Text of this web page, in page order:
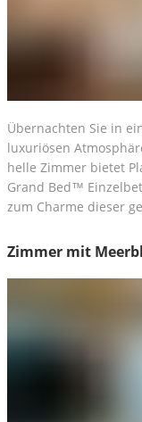
Übernachten Sie in
luxuriösen
helle Zimmer bietet
Grand Bed™
zum Charme dieser
Zimmer mit